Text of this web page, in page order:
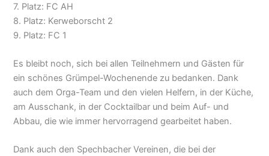
7. Platz: FC AH
8. Platz: Kerweborscht 2
9. Platz: FC 1
Es bleibt noch, sich bei allen Teilnehmern und Gästen für
ein schönes Grümpel-Wochenende zu bedanken. Dank
auch dem Orga-Team und den vielen Helfern, in der Küche,
am Ausschank, in der Cocktailbar und beim Auf- und
Abbau, die wie immer hervorragend gearbeitet haben.
Dank auch den Spechbacher Vereinen, die bei der